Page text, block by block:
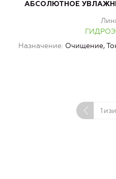
АБСОЛЮТНОЕ
Назначение Очищение,
1